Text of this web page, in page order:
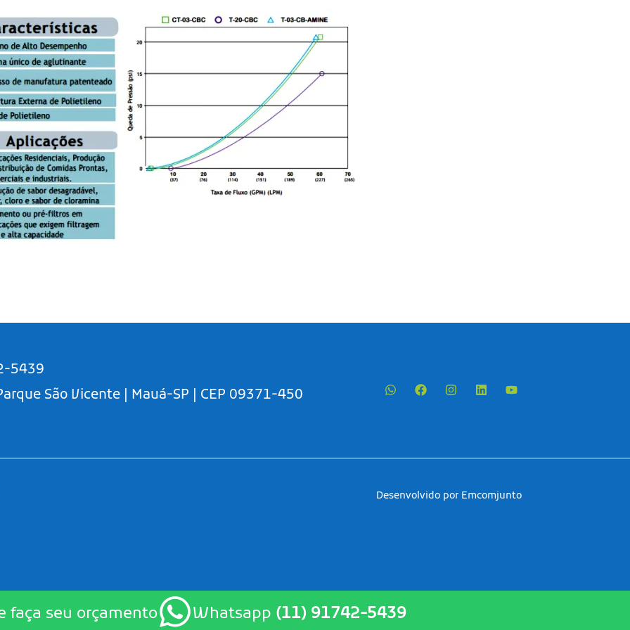
5439
São Vicente | Mauá-SP | CEP 09371-450
Desenvolvido por Emcomjunto
faça seu orçamento Whatsapp (11) 91742-5439